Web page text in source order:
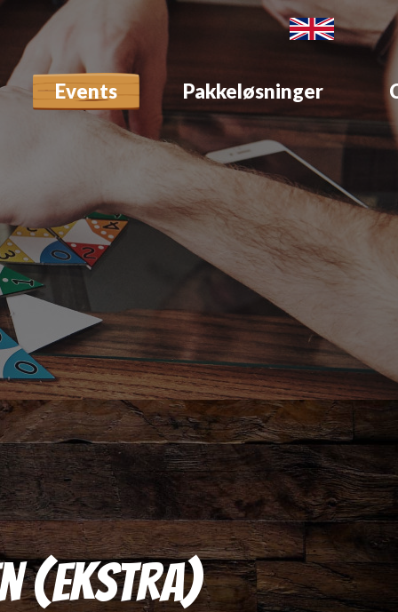
Events Pakkeløsninger
(Ekstra)